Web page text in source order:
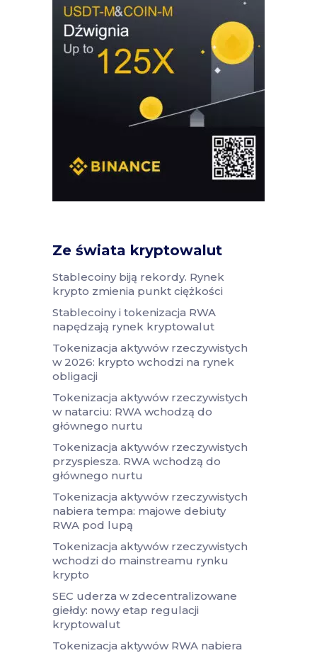
Ze świata kryptowalut
Stablecoiny biją rekordy. Rynek
krypto zmienia punkt ciężkości
Stablecoiny i tokenizacja RWA
napędzają rynek kryptowalut
Tokenizacja aktywów rzeczywistych
w 2026: krypto wchodzi na rynek
obligacji
Tokenizacja aktywów rzeczywistych
w natarciu: RWA wchodzą do
głównego nurtu
Tokenizacja aktywów rzeczywistych
przyspiesza. RWA wchodzą do
głównego nurtu
Tokenizacja aktywów rzeczywistych
nabiera tempa: majowe debiuty
RWA pod lupą
Tokenizacja aktywów rzeczywistych
wchodzi do mainstreamu rynku
krypto
SEC uderza w zdecentralizowane
giełdy: nowy etap regulacji
kryptowalut
Tokenizacja aktywów RWA nabiera